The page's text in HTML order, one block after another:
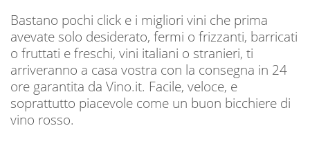
Bastano pochi click e i migliori vini che prima
avevate solo desiderato, fermi o frizzanti, barricati
o fruttati e freschi, vini italiani o stranieri, ti
arriveranno a casa vostra con la consegna in 24
ore garantita da Vino.it. Facile, veloce, e
soprattutto piacevole come un buon bicchiere di
vino rosso.